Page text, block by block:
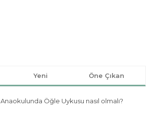
Yeni Öne Çıkan
Anaokulunda Öğle Uykusu nasıl olmalı?